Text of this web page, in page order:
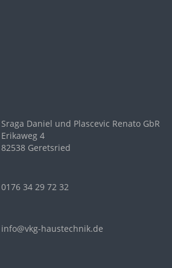
Sraga Daniel und Plascevic Renato GbR
Erikaweg 4
82538 Geretsried
0176 34 29 72 32
info@vkg-haustechnik.de